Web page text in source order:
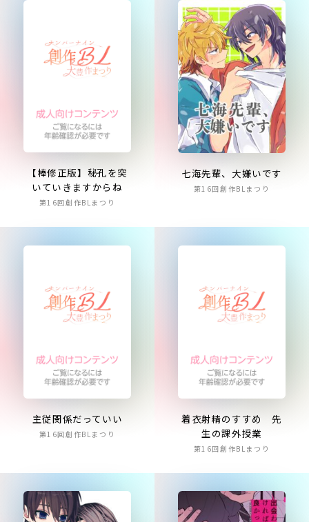
【棒修正版】秘孔を突
いていきますからね
第16回創作BLまつり
七海先輩、大嫌いです
第16回創作BLまつり
主従関係だっていい
第16回創作BLまつり
着衣射精のすすめ 先
生の課外授業
第16回創作BLまつり